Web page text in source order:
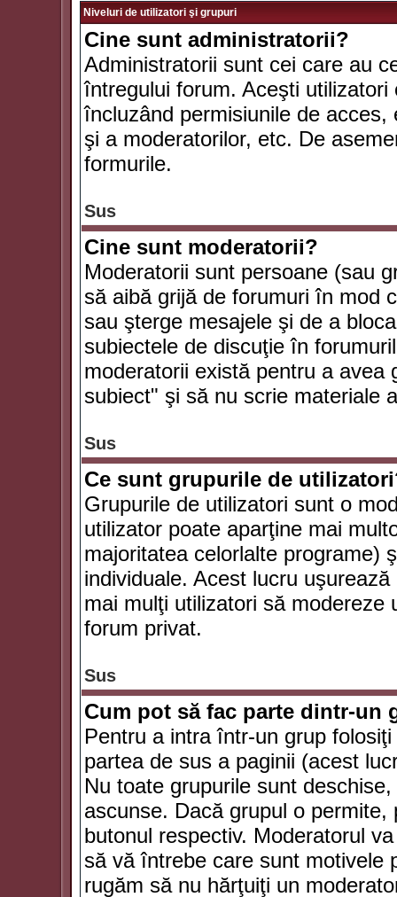
Niveluri de utilizatori şi grupuri
Cine sunt administratorii?
Administratorii sunt cei care au
întregului forum. Aceşti
încluzând permisiunile de
şi a moderatorilor, etc. De
formurile.
Sus
Cine sunt moderatorii?
Moderatorii sunt persoane (sau
să aibă grijă de forumuri în mod
sau şterge mesajele şi de a
subiectele de discuţie în
moderatorii există pentru a avea
subiect" şi să nu scrie materiale
Sus
Ce sunt grupurile de
Grupurile de utilizatori sunt o
utilizator poate aparţine mai
majoritatea celorlalte programe)
individuale. Acest lucru
mai mulţi utilizatori să
forum privat.
Sus
Cum pot să fac parte dintr-un
Pentru a intra într-un grup
partea de sus a paginii (acest
Nu toate grupurile sunt
ascunse. Dacă grupul o
butonul respectiv. Moderatorul
să vă întrebe care sunt motivele
rugăm să nu hărţuiţi un